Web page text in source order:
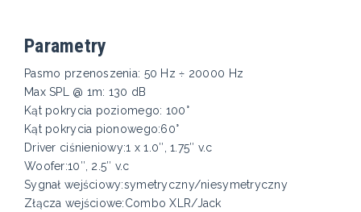
Parametry
Pasmo przenoszenia: 50 Hz ÷ 20000 Hz
Max SPL @ 1m: 130 dB
Kąt pokrycia poziomego: 100°
Kąt pokrycia pionowego:60°
Driver ciśnieniowy:1 x 1.0″, 1.75″ v.c
Woofer:10″, 2.5″ v.c
Sygnał wejściowy:symetryczny/niesymetryczny
Złącza wejściowe:Combo XLR/Jack